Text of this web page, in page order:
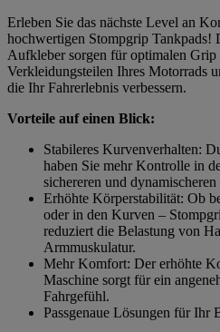
Erleben Sie das nächste Level an
hochwertigen Stompgrip Tankpads!
Aufkleber sorgen für optimalen Grip
Verkleidungsteilen Ihres Motorrads
die Ihr Fahrerlebnis verbessern.
Vorteile auf einen Blick:
Stabileres Kurvenverhalten:
haben Sie mehr Kontrolle in
sichereren und
Erhöhte Körperstabilität: Ob
oder in den Kurven –
reduziert die Belastung von
Armmuskulatur.
Mehr Komfort: Der erhöhte
Maschine sorgt für ein
Fahrgefühl.
Passgenaue Lösungen für Ihr